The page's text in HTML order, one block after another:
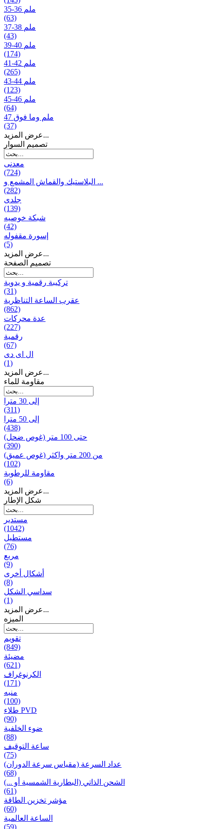
35-36 ملم
(63)
37-38 ملم
(43)
39-40 ملم
(174)
41-42 ملم
(265)
43-44 ملم
(123)
45-46 ملم
(64)
47 ملم وما فوق
(37)
عرض المزيد...
تصمیم السوار
معدنی
(724)
البلاستيك والقماش المشمع و ...
(282)
جلدی
(139)
شبكة خوصیه
(42)
إسورة مقفوله
(5)
عرض المزيد...
تصميم الصفحة
تركيبة رقمية و يدوية
(31)
عقرب الساعة التناظرية
(862)
عدة محركات
(227)
رقمية
(67)
ال ای دی
(1)
عرض المزيد...
مقاومة للماء
إلى 30 مترا
(311)
إلى 50 مترا
(438)
حتى 100 متر (غوص ضحل)
(390)
من 200 متر واکثر (غوص عميق)
(102)
مقاومة للرطوبة
(6)
عرض المزيد...
شكل الإطار
مستدير
(1042)
مستطيل
(76)
مربع
(9)
أشكال أخرى
(8)
سداسي الشكل
(1)
عرض المزيد...
المیزه
تقويم
(849)
مضيئة
(621)
الكرنوغراف
(171)
منبه
(100)
طلاء PVD
(90)
ضوء الخلفية
(88)
ساعة التوقيف
(75)
عداد السرعة (مقياس سرعة الدوران)
(68)
الشحن الذاتي (البطارية الشمسية أو ...)
(61)
مؤشر تخزين الطاقة
(60)
الساعة العالمية
(59)